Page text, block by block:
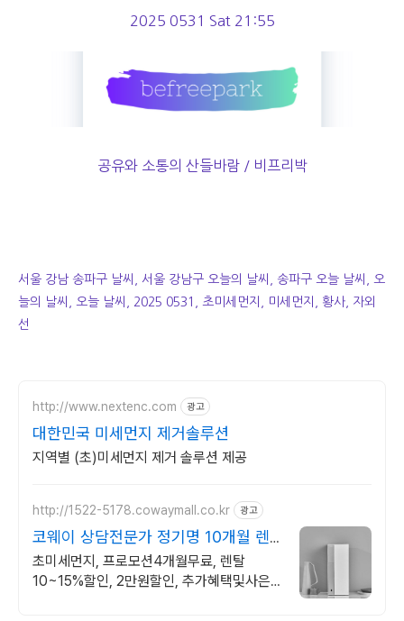
2025 0531 Sat 21:55
공유와 소통의 산들바람 / 비프리박
서울 강남 송파구 날씨, 서울 강남구 오늘의 날씨, 송파구 오늘 날씨, 오
늘의 날씨, 오늘 날씨, 2025 0531, 초미세먼지, 미세먼지, 황사, 자외
선
http://www.nextenc.com 광고
대한민국 미세먼지 제거솔루션
지역별 (초)미세먼지 제거 솔루션 제공
http://1522-5178.cowaymall.co.kr 광고
코웨이 상담전문가 정기명 10개월 렌
탈료 면제!
초미세먼지, 프로모션4개월무료, 렌탈
10~15%할인, 2만원할인, 추가혜택및사은